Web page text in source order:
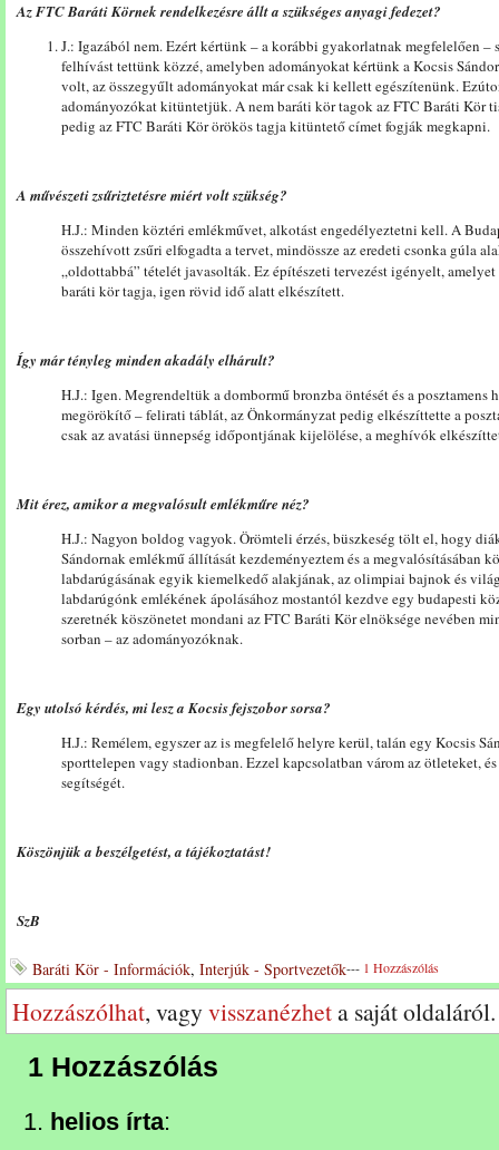
Az FTC Baráti Körnek rendelkezésre állt a szükséges anyagi fedezet?
J.: Igazából nem. Ezért kértünk – a korábbi gyakorlatnak megfelelően
felhívást tettünk közzé, amelyben adományokat kértünk a Kocsis
volt, az összegyűlt adományokat már csak ki kellett egészítenünk.
adományozókat kitüntetjük. A nem baráti kör tagok az FTC Baráti Kör
pedig az FTC Baráti Kör örökös tagja kitüntető címet fogják megkapni.
A művészeti zsűriztetésre miért volt szükség?
H.J.: Minden köztéri emlékművet, alkotást engedélyeztetni kell. A
összehívott zsűri elfogadta a tervet, mindössze az eredeti csonka gúla
„oldottabbá” tételét javasolták. Ez építészeti tervezést igényelt, amelyet
baráti kör tagja, igen rövid idő alatt elkészített.
Így már tényleg minden akadály elhárult?
H.J.: Igen. Megrendeltük a dombormű bronzba öntését és a
megörökítő – felirati táblát, az Önkormányzat pedig elkészíttette a
csak az avatási ünnepség időpontjának kijelölése, a meghívók
Mit érez, amikor a megvalósult emlékműre néz?
H.J.: Nagyon boldog vagyok. Örömteli érzés, büszkeség tölt el, hogy
Sándornak emlékmű állítását kezdeményeztem és a megvalósításában
labdarúgásának egyik kiemelkedő alakjának, az olimpiai bajnok és
labdarúgónk emlékének ápolásához mostantól kezdve egy budapesti
szeretnék köszönetet mondani az FTC Baráti Kör elnöksége nevében
sorban – az adományozóknak.
Egy utolsó kérdés, mi lesz a Kocsis fejszobor sorsa?
H.J.: Remélem, egyszer az is megfelelő helyre kerül, talán egy Kocsis
sporttelepen vagy stadionban. Ezzel kapcsolatban várom az ötleteket,
segítségét.
Köszönjük a beszélgetést, a tájékoztatást!
SzB
Baráti Kör - Információk, Interjúk - Sportvezetők--- 1 Hozzászólás
Hozzászólhat, vagyvisszanézheta saját oldaláról.
1 Hozzászólás
helios írta: